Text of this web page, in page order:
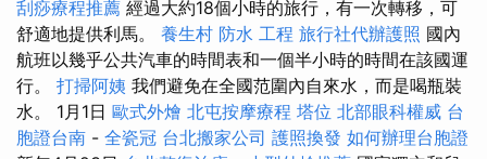
刮痧療程推薦 經過大約18個小時的旅行，有一次轉移，可
舒適地提供利馬。 養生村 防水 工程 旅行社代辦護照 國內
航班以幾乎公共汽車的時間表和一個半小時的時間在該國運
行。 打掃阿姨 我們避免在全國范圍內自來水，而是喝瓶裝
水。 1月1日 歐式外燴 北屯按摩療程 塔位 北部眼科權威 台
胞證台南 - 全瓷冠 台北搬家公司 護照換發 如何辦理台胞證